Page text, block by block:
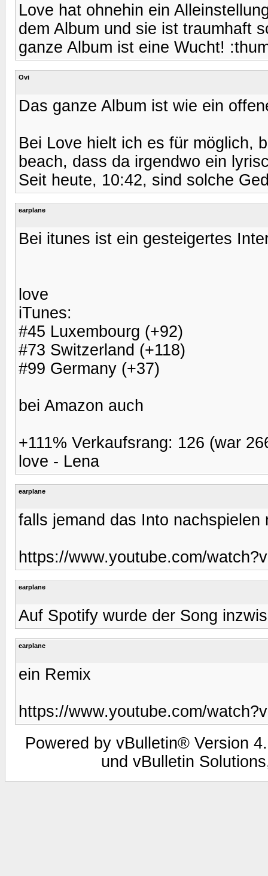
Love hat ohnehin ein
dem Album und sie ist traumhaft
ganze Album ist eine Wucht!
Ovi
Das ganze Album ist wie ein
Bei Love hielt ich es für möglich,
beach, dass da irgendwo ein
Seit heute, 10:42, sind solche
earplane
Bei itunes ist ein gesteigertes
love
iTunes:
#45 Luxembourg (+92)
#73 Switzerland (+118)
#99 Germany (+37)
bei Amazon auch
+111% Verkaufsrang: 126 (war
love - Lena
earplane
falls jemand das Into nachspielen
https://www.youtube.com/
earplane
Auf Spotify wurde der Song
earplane
ein Remix
https://www.youtube.com/
Powered by vBulletin® Version
und vBulletin